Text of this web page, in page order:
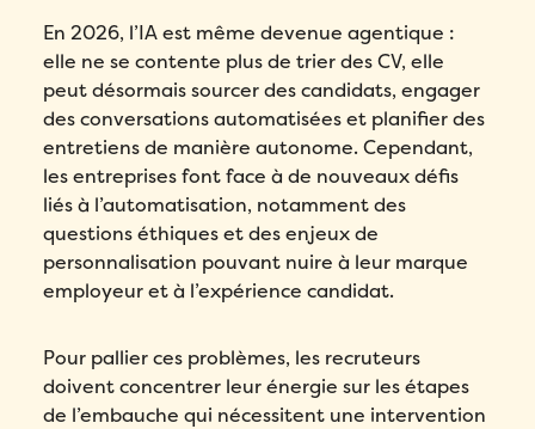
En 2026, l’IA est même devenue agentique :
elle ne se contente plus de trier des CV, elle
peut désormais sourcer des candidats, engager
des conversations automatisées et planifier des
entretiens de manière autonome. Cependant,
les entreprises font face à de nouveaux défis
liés à l’automatisation, notamment des
questions éthiques et des enjeux de
personnalisation pouvant nuire à leur marque
employeur et à l’expérience candidat.
Pour pallier ces problèmes, les recruteurs
doivent concentrer leur énergie sur les étapes
de l’embauche qui nécessitent une intervention